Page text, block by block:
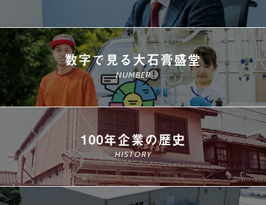
数字で見る大石膏盛堂
NUMBER
100年企業の歴史
HISTORY